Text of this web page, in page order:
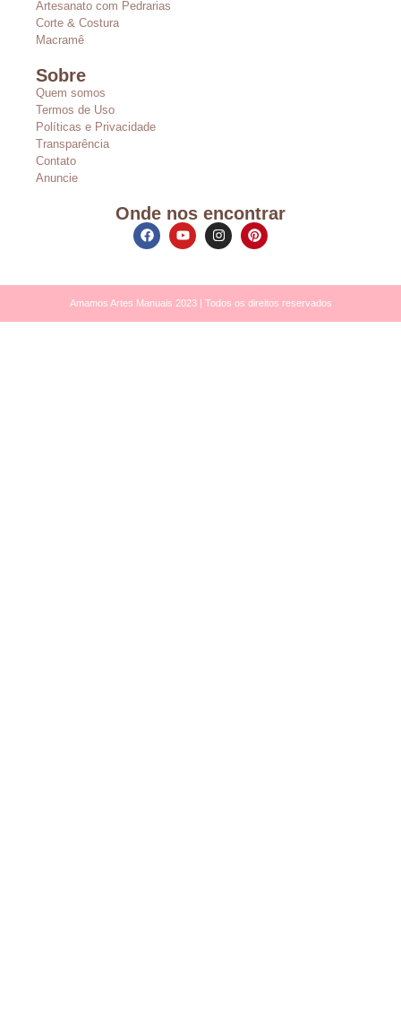
Artesanato com Pedrarias
Corte & Costura
Macramê
Sobre
Quem somos
Termos de Uso
Políticas e Privacidade
Transparência
Contato
Anuncie
Onde nos encontrar
Amamos Artes Manuais 2023 | Todos os direitos reservados